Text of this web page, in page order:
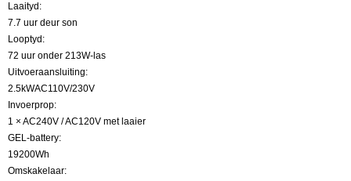
Laaityd:
7.7 uur deur son
Looptyd:
72 uur onder 213W-las
Uitvoeraansluiting:
2.5kWAC110V/230V
Invoerprop:
1 × AC240V / AC120V met laaier
GEL-battery:
19200Wh
Omskakelaar: